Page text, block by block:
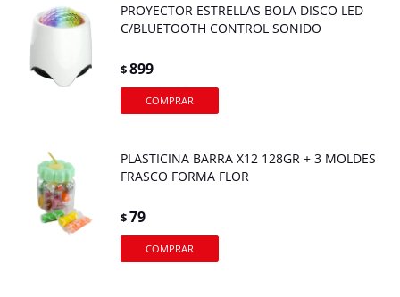
PROYECTOR ESTRELLAS BOLA DISCO LED
C/BLUETOOTH CONTROL SONIDO
$899
PLASTICINA BARRA X12 128GR + 3 MOLDES
FRASCO FORMA FLOR
$79